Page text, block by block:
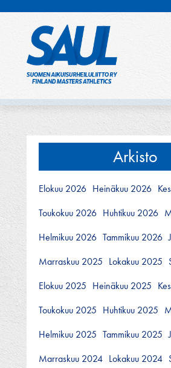
Arkisto
Elokuu 2026 Heinäkuu 2026
Toukokuu 2026 Huhtikuu 2026
Helmikuu 2026 Tammikuu 2026
Marraskuu 2025 Lokakuu 2025
Elokuu 2025 Heinäkuu 2025
Toukokuu 2025 Huhtikuu 2025
Helmikuu 2025 Tammikuu 2025
Marraskuu 2024 Lokakuu 2024